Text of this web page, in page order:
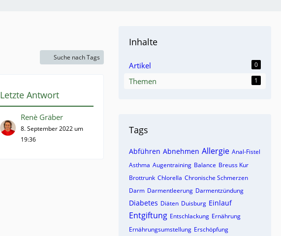
Suche nach Tags
Letzte Antwort
Renè Gräber
8. September 2022 um
19:36
Inhalte
Artikel 0
Themen 1
Tags
Abführen Abnehmen Allergie Anal-Fistel
Asthma Augentraining Balance Breuss Kur
Brottrunk Chlorella Chronische Schmerzen
Darm Darmentleerung Darmentzündung
Diabetes Diäten Duisburg Einlauf
Entgiftung Entschlackung Ernährung
Ernährungsumstellung Erschöpfung